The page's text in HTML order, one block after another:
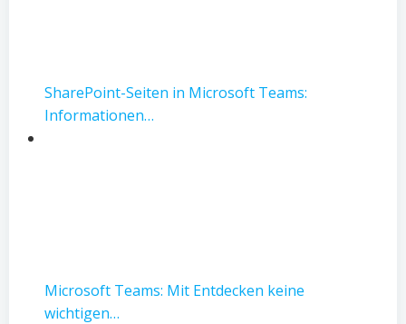
SharePoint-Seiten in Microsoft Teams:
Informationen…
Microsoft Teams: Mit Entdecken keine
wichtigen…